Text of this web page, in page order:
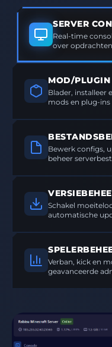
SERVER
Real-time
over opdrachten
MOD/PLUGIN
Blader, installeer
mods en plug-ins
Bewerk configs,
beheer
Schakel
automatische
Verban, kick en
geavanceerde